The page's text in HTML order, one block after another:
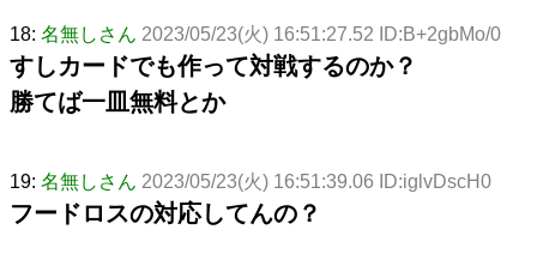
18: 名無しさん 2023/05/23(火) 16:51:27.52 ID:B+2gbMo/0
すしカードでも作って対戦するのか？
勝てば一皿無料とか
19: 名無しさん 2023/05/23(火) 16:51:39.06 ID:iglvDscH0
フードロスの対応してんの？